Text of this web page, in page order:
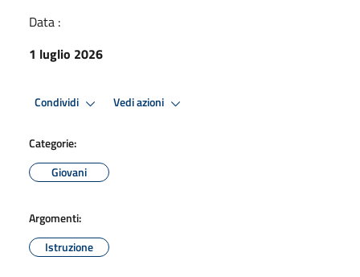
Data :
1 luglio 2026
Condividi Vedi azioni
Categorie:
Giovani
Argomenti:
Istruzione